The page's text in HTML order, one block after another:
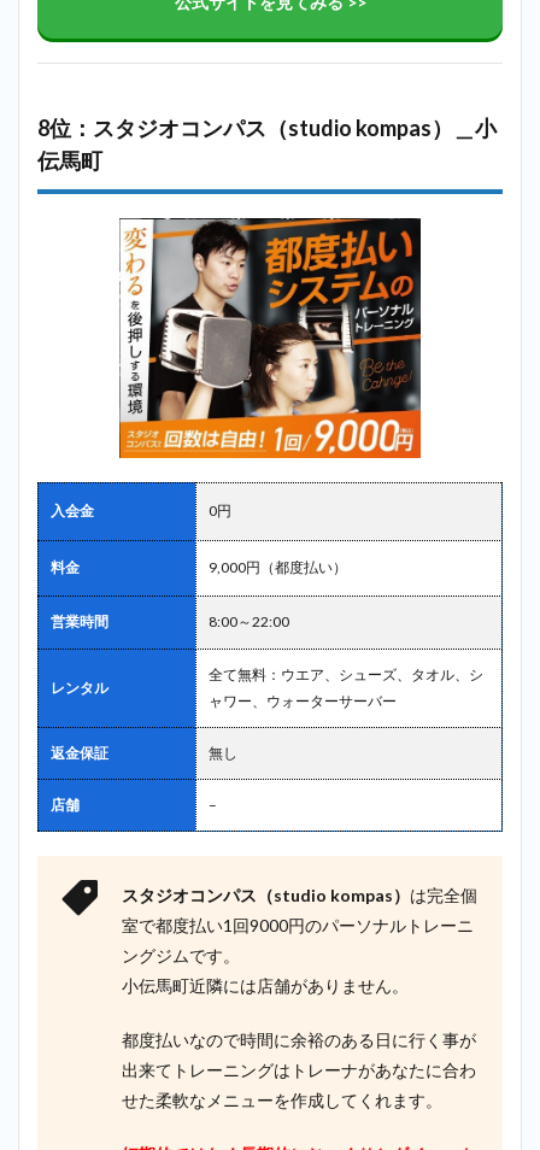
8位：スタジオコンパス（studio kompas）＿小
伝馬町
入会金 0円
料金 9,000円（都度払い）
営業時間 8:00～22:00
レンタル
全て無料：ウエア、シューズ、タオル、シ
ャワー、ウォーターサーバー
返金保証 無し
店舗 –
スタジオコンパス（studio kompas） は完全個
室で都度払い1回9000円のパーソナルトレーニ
ングジムです。
小伝馬町近隣には店舗がありません。
都度払いなので時間に余裕のある日に行く事が
出来てトレーニングはトレーナがあなたに合わ
せた柔軟なメニューを作成してくれます。